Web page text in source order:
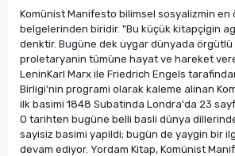
Komünist Manifesto bilimsel sosyalizmin en
belgelerinden biridir. "Bu küçük kitapçigin
denktir. Bugüne dek uygar dünyada örgütlü
proletaryanin tümüne hayat ve hareket
LeninKarl Marx ile Friedrich Engels
Birligi'nin programi olarak kaleme alinan
ilk basimi 1848 Subatinda Londra'da 23
O tarihten bugüne belli basli dünya
sayisiz basimi yapildi; bugün de yaygin bir
devam ediyor. Yordam Kitap, Komünist